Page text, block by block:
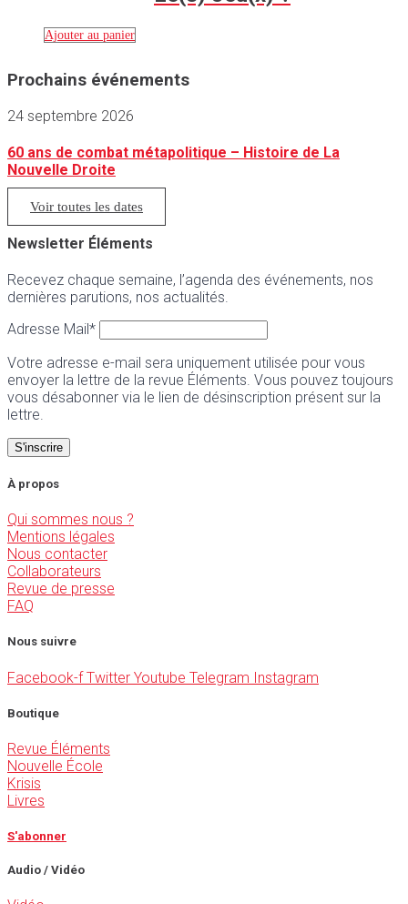
Ajouter au panier
Prochains événements
24 septembre 2026
60 ans de combat métapolitique – Histoire de La
Nouvelle Droite
Voir toutes les dates
Newsletter Éléments
Recevez chaque semaine, l’agenda des événements, nos
dernières parutions, nos actualités.
Adresse Mail*
Votre adresse e-mail sera uniquement utilisée pour vous
envoyer la lettre de la revue Éléments. Vous pouvez toujours
vous désabonner via le lien de désinscription présent sur la
lettre.
À propos
Qui sommes nous ?
Mentions légales
Nous contacter
Collaborateurs
Revue de presse
FAQ
Nous suivre
Facebook-f Twitter Youtube Telegram Instagram
Boutique
Revue Éléments
Nouvelle École
Krisis
Livres
S'abonner
Audio / Vidéo